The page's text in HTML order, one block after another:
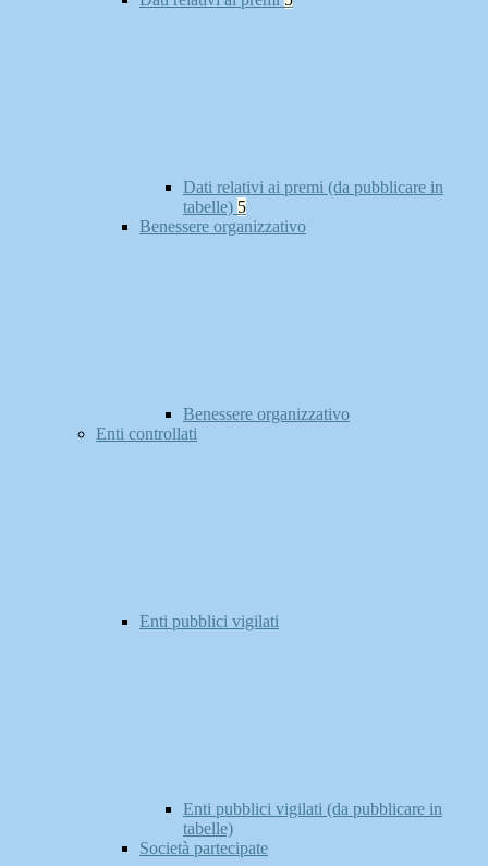
Dati relativi ai premi (da pubblicare in
tabelle) 5
Benessere organizzativo
Benessere organizzativo
Enti controllati
Enti pubblici vigilati
Enti pubblici vigilati (da pubblicare in
tabelle)
Società partecipate